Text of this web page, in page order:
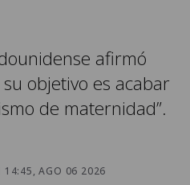
afirmó
de maternidad”.